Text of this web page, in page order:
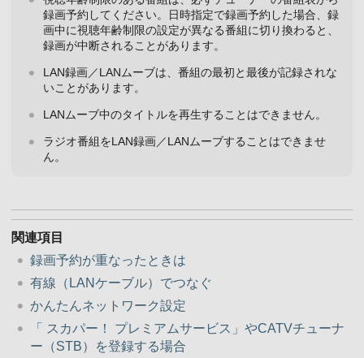
録画予約してください。日時指定で録画予約した場合、録
画中に視聴年齢制限の設定が異なる番組に切り換わると、
録画が中断されることがあります。
LAN録画／LANムーブは、番組の最初と最後が記録されな
いことがあります。
LANムーブ中のタイトルを再生することはできません。
ラジオ番組をLAN録画／LANムーブすることはできませ
ん。
関連項目
録画予約が重なったときは
有線（LANケーブル）でつなぐ
かんたんネットワーク設定
「 スカパー！ プレミアムサービス」やCATVチューナ
ー（STB）を登録する場合